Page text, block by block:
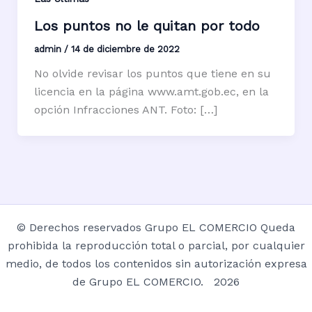
Los puntos no le quitan por todo
admin / 14 de diciembre de 2022
No olvide revisar los puntos que tiene en su
licencia en la página www.amt.gob.ec, en la
opción Infracciones ANT. Foto: […]
© Derechos reservados Grupo EL COMERCIO Queda
prohibida la reproducción total o parcial, por cualquier
medio, de todos los contenidos sin autorización expresa
de Grupo EL COMERCIO. 2026